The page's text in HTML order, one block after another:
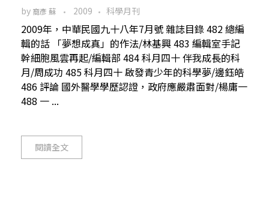
by 裔彥 蘇 2009 科學月刊
2009年，中華民國九十八年7月號 雜誌目錄 482 總編
輯的話 「夢想成真」的作法/林基興 483 編輯室手記
幹細胞風雲再起/編輯部 484 科月四十 伴我成長的科
月/周成功 485 科月四十 啟發青少年的科學夢/邊鈺皓
486 評論 國外醫學學歷認證，政府應嚴肅面對/楊庸一
488 一 ...
閱讀全文